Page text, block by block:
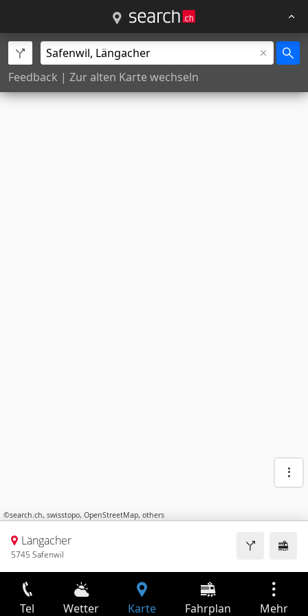
Feedback | Zur alten Karte wechseln
©search.ch, swisstopo, OpenStreetMap, others
Längacher
5745 Safenwil
Tel Wetter Karte Fahrplan Mehr